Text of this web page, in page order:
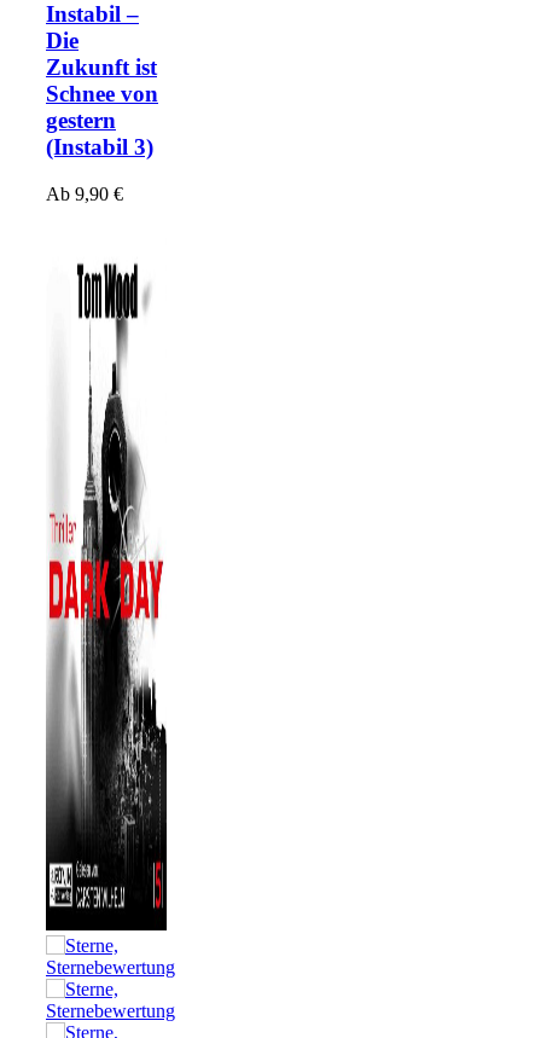
Instabil –
Die
Zukunft ist
Schnee von
gestern
(Instabil 3)
Ab 9,90 €